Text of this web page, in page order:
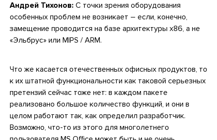
Андрей Тихонов: С точки зрения оборудования
особенных проблем не возникает – если, конечно,
замещение проводится на базе архитектуры x86, а не
«Эльбрус» или MIPS / ARM.
Что же касается отечественных офисных продуктов, то
к их штатной функциональности как таковой серьезных
претензий сейчас тоже нет: в каждом пакете
реализовано большое количество функций, и они в
целом работают так, как определил разработчик.
Возможно, что-то из этого для многолетнего